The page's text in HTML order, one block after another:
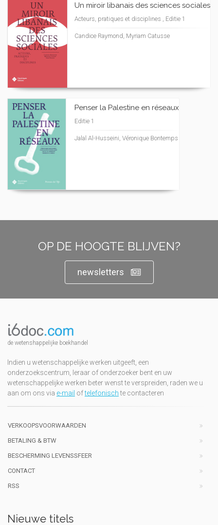
Un miroir libanais des sciences sociales
Acteurs, pratiques et disciplines , Editie 1
Candice Raymond, Myriam Catusse
Penser la Palestine en réseaux
Editie 1
Jalal Al-Husseini, Véronique Bontemps
OP DE HOOGTE BLIJVEN?
newsletters
de wetenshappelijke boekhandel
Indien u wetenschappelijke werken uitgeeft, een
onderzoekscentrum, leraar of onderzoeker bent en uw
wetenschappelijke werken beter wenst te verspreiden, raden we u
aan om ons via e-mail oftelefonischte contacteren
VERKOOPSVOORWAARDEN
BETALING & BTW
BESCHERMING LEVENSSFEER
CONTACT
RSS
Nieuwe titels